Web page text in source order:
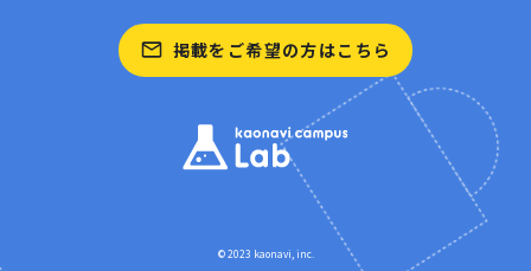
掲載をご希望の方はこちら
© 2023 kaonavi, inc.